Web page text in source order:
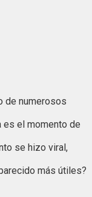
de numerosos
es el momento de
se hizo viral,
más útiles?